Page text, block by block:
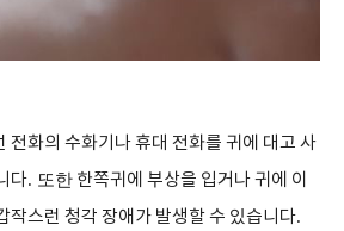
전화의 수화기나 휴대 전화를 귀에 대고 사
다. 또한 한쪽귀에 부상을 입거나 귀에 이
작스런 청각 장애가 발생할 수 있습니다.